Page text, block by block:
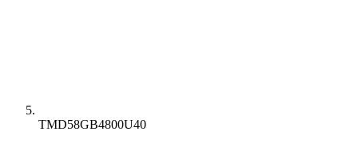
TMD58GB4800U40